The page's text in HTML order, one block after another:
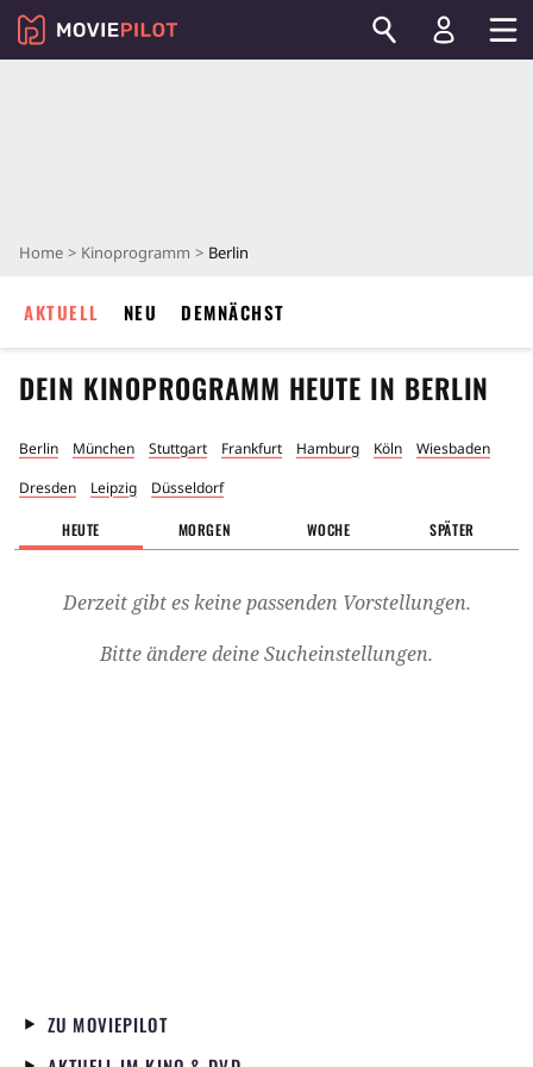
Home Kinoprogramm Berlin
AKTUELL NEU DEMNÄCHST
DEIN KINOPROGRAMM HEUTE IN BERLIN
Berlin München Stuttgart Frankfurt Hamburg Köln
Wiesbaden
Dresden
Leipzig Düsseldorf
HEUTE MORGEN WOCHE SPÄTER
Derzeit gibt es keine passenden Vorstellungen.
Bitte ändere deine Sucheinstellungen.
ZU MOVIEPILOT